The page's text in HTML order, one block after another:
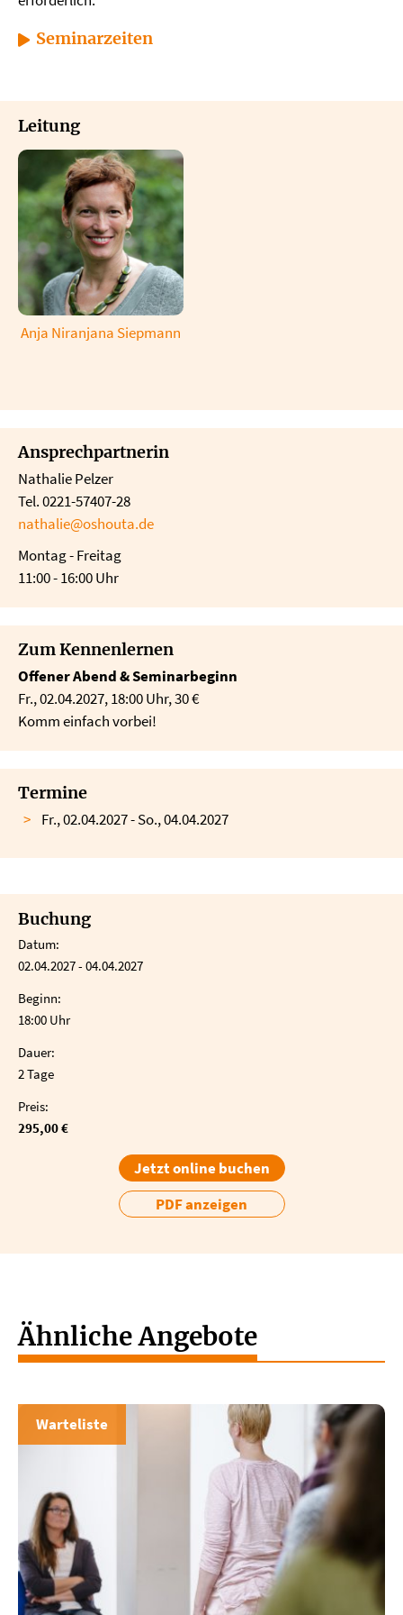
Seminarzeiten
Leitung
Anja Niranjana Siepmann
Ansprechpartnerin
Nathalie Pelzer
Tel. 0221-57407-28
nathalie@oshouta.de
Montag - Freitag
11:00 - 16:00 Uhr
Zum Kennenlernen
Offener Abend & Seminarbeginn
Fr., 02.04.2027, 18:00 Uhr, 30 €
Komm einfach vorbei!
Termine
Fr., 02.04.2027 - So., 04.04.2027
Buchung
Datum:
02.04.2027 - 04.04.2027
Beginn:
18:00 Uhr
Dauer:
2 Tage
Preis:
295,00 €
Jetzt online buchen
PDF anzeigen
Ähnliche Angebote
Warteliste